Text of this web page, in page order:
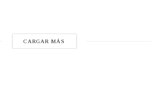
CARGAR MÁS